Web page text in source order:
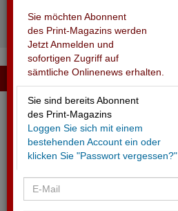
Sie möchten Abonnent
des Print-Magazins werden
Jetzt Anmelden und
sofortigen Zugriff auf
sämtliche Onlinenews erhalten.
Sie sind bereits Abonnent
des Print-Magazins
Loggen Sie sich mit einem
bestehenden Account ein oder
klicken Sie "Passwort vergessen?"
Passwort vergessen?
Noch nicht registriert?
12.05.2026 - ON
Deutliche Umsatzsteigerung im Q1 2026